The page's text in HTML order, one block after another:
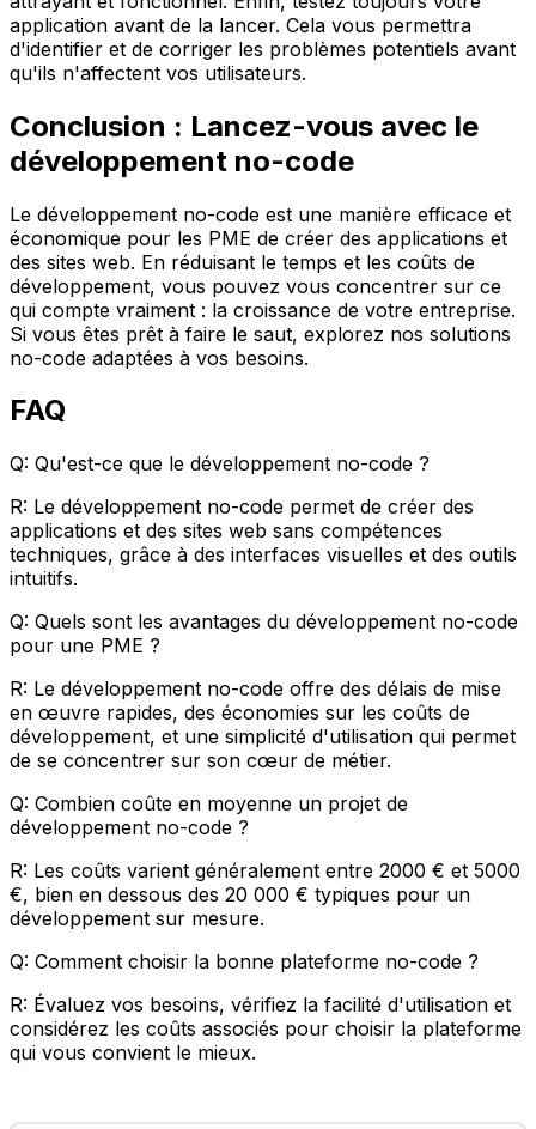
application avant de la lancer. Cela vous permettra
d'identifier et de corriger les problèmes potentiels avant
qu'ils n'affectent vos utilisateurs.
Conclusion : Lancez-vous avec le
développement no-code
Le développement no-code est une manière efficace et
économique pour les PME de créer des applications et
des sites web. En réduisant le temps et les coûts de
développement, vous pouvez vous concentrer sur ce
qui compte vraiment : la croissance de votre entreprise.
Si vous êtes prêt à faire le saut, explorez nos solutions
no-code adaptées à vos besoins.
FAQ
Q: Qu'est-ce que le développement no-code ?
R: Le développement no-code permet de créer des
applications et des sites web sans compétences
techniques, grâce à des interfaces visuelles et des outils
intuitifs.
Q: Quels sont les avantages du développement no-code
pour une PME ?
R: Le développement no-code offre des délais de mise
en œuvre rapides, des économies sur les coûts de
développement, et une simplicité d'utilisation qui permet
de se concentrer sur son cœur de métier.
Q: Combien coûte en moyenne un projet de
développement no-code ?
R: Les coûts varient généralement entre 2000 € et 5000
€, bien en dessous des 20 000 € typiques pour un
développement sur mesure.
Q: Comment choisir la bonne plateforme no-code ?
R: Évaluez vos besoins, vérifiez la facilité d'utilisation et
considérez les coûts associés pour choisir la plateforme
qui vous convient le mieux.